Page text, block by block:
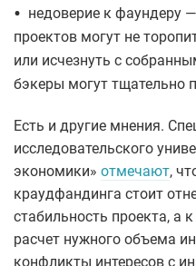
• недоверие к фаундеру
проектов могут не
или исчезнуть с
бэкеры могут тщательно
Есть и другие мнения.
исследовательского
экономики» отмечают,
краудфандинга стоит
стабильность проекта, а
расчет нужного объема
конфликты интересов с